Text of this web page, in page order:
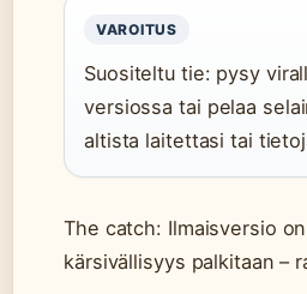
VAROITUS
Suositeltu tie: pysy
versiossa tai pelaa
altista laitettasi tai
The catch: Ilmaisversio
kärsivällisyys palkitaan –